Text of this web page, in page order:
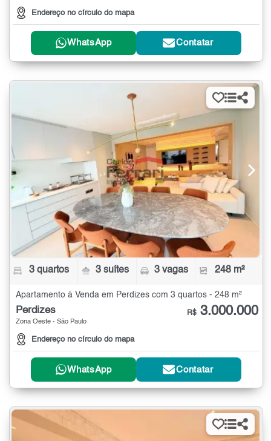
Endereço no círculo do mapa
WhatsApp Contatar
3 quartos 3 suítes 3 vagas 248 m²
Apartamento à Venda em Perdizes com 3 quartos - 248 m²
Perdizes
Zona Oeste - São Paulo
Endereço no círculo do mapa
R$ 3.000.000
WhatsApp Contatar